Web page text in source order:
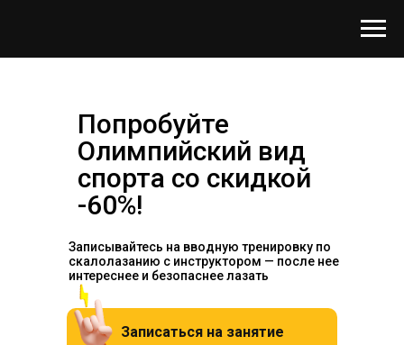
Записаться на занятие
Записывайтесь на вводную тренировку по
скалолазанию с инструктором — после нее
интереснее и безопаснее лазать
Попробуйте
Олимпийский вид
спорта со скидкой
-60%!